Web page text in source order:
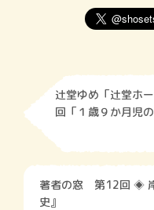
辻堂ゆめ「辻堂ホ
回「１歳９か月児の
著者の窓 第12回 ◈
史』